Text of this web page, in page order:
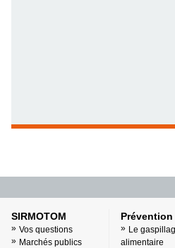
SIRMOTOM
Vos questions
Marchés publics
Prévention
Le
alimentaire